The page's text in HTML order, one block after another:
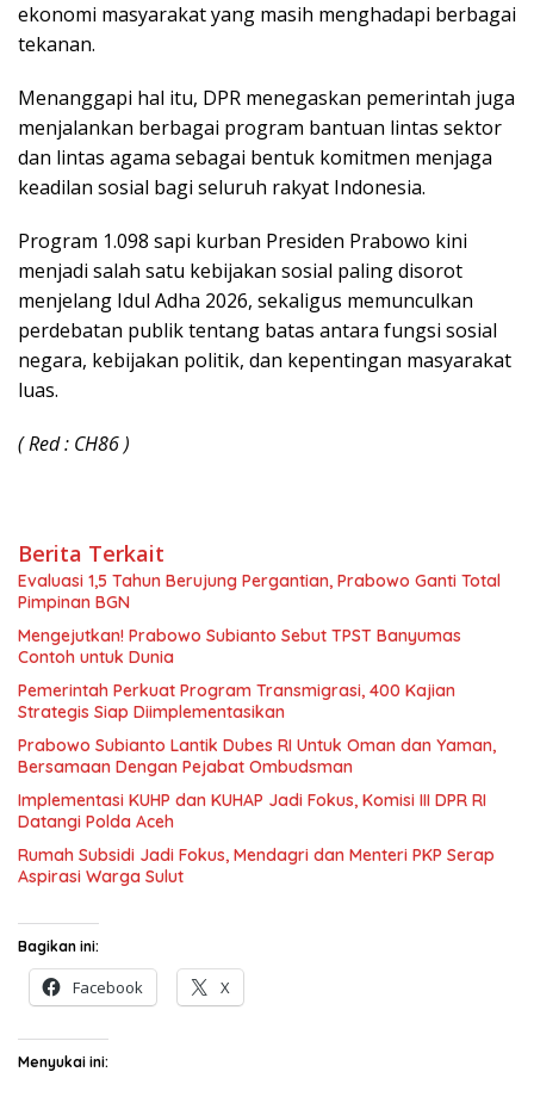
ekonomi masyarakat yang masih menghadapi berbagai
tekanan.
Menanggapi hal itu, DPR menegaskan pemerintah juga
menjalankan berbagai program bantuan lintas sektor
dan lintas agama sebagai bentuk komitmen menjaga
keadilan sosial bagi seluruh rakyat Indonesia.
Program 1.098 sapi kurban Presiden Prabowo kini
menjadi salah satu kebijakan sosial paling disorot
menjelang Idul Adha 2026, sekaligus memunculkan
perdebatan publik tentang batas antara fungsi sosial
negara, kebijakan politik, dan kepentingan masyarakat
luas.
( Red : CH86 )
Berita Terkait
Evaluasi 1,5 Tahun Berujung Pergantian, Prabowo Ganti Total
Pimpinan BGN
Mengejutkan! Prabowo Subianto Sebut TPST Banyumas
Contoh untuk Dunia
Pemerintah Perkuat Program Transmigrasi, 400 Kajian
Strategis Siap Diimplementasikan
Prabowo Subianto Lantik Dubes RI Untuk Oman dan Yaman,
Bersamaan Dengan Pejabat Ombudsman
Implementasi KUHP dan KUHAP Jadi Fokus, Komisi III DPR RI
Datangi Polda Aceh
Rumah Subsidi Jadi Fokus, Mendagri dan Menteri PKP Serap
Aspirasi Warga Sulut
Bagikan ini:
Facebook X
Menyukai ini: